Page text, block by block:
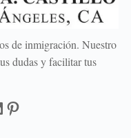
de inmigración. Nuestro
dudas y facilitar tus
Pinterest